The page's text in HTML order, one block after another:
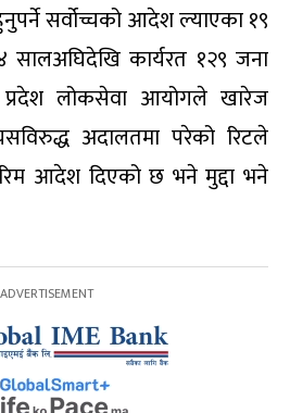
सर्वोच्चको आदेश ल्याएका १९
सालअघिदेखि कार्यरत १२९ जना
प्रदेश लोकसेवा आयोगले खारेज
अदालतमा परेको रिटले
आदेश दिएको छ भने मुद्दा भने